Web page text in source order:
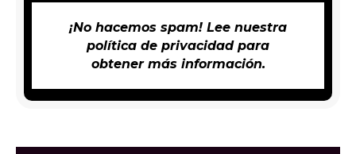
¡No hacemos spam! Lee nuestra
política de privacidadpara
obtener más información.